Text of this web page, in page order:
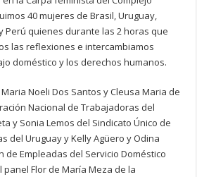
40 mujeres de Brasil, Uruguay,
Perú quienes durante las 2 horas que
las reflexiones e intercambiamos
doméstico y los derechos humanos.
Noeli Dos Santos y Cleusa Maria de
Nacional de Trabajadoras del
y Sonia Lemos del Sindicato Único de
del Uruguay y Kelly Agüero y Odina
de Empleadas del Servicio Doméstico
Flor de María Meza de la